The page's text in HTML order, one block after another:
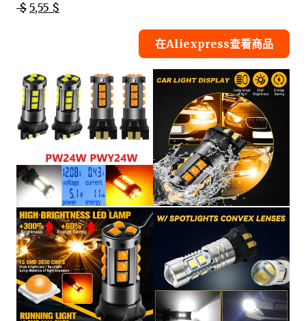
$ 5,55 $
在Aliexpress查看商品